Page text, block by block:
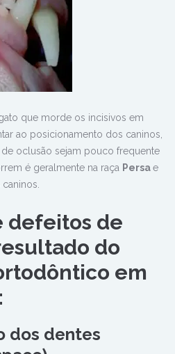
que morde os incisivos em
ao posicionamento dos caninos,
oclusão sejam pouco frequente
é geralmente na raça Persae
defeitos de
do
em
dos dentes